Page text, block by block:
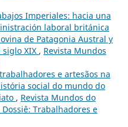
Imperiales: hacia una
laboral británica
de Patagonia Austral y
XIX , Revista Mundos
e artesãos na
social do mundo do
, Revista Mundos do
Trabalhadores e